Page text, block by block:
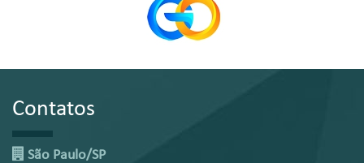
Contatos
São Paulo/SP